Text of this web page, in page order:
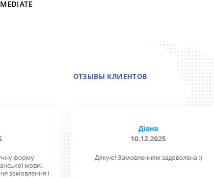
ОТЗЫВЫ КЛИЕНТОВ
і
Дякую! Замовленням задоволена :)